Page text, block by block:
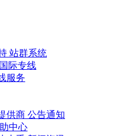
站群系统
国际专线
服务
供商 公告通知
中心